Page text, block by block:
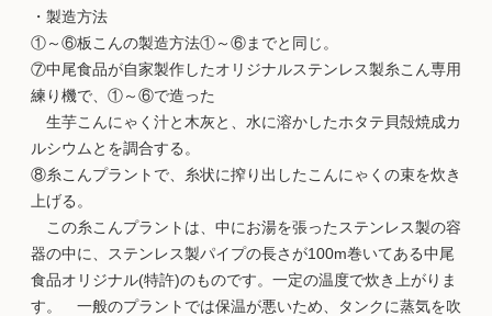
・製造方法
①～⑥板こんの製造方法①～⑥までと同じ。
⑦中尾食品が自家製作したオリジナルステンレス製糸こん専用
練り機で、①～⑥で造った
生芋こんにゃく汁と木灰と、水に溶かしたホタテ貝殻焼成カ
ルシウムとを調合する。
⑧糸こんプラントで、糸状に搾り出したこんにゃくの束を炊き
上げる。
この糸こんプラントは、中にお湯を張ったステンレス製の容
器の中に、ステンレス製パイプの長さが100m巻いてある中尾
食品オリジナル(特許)のものです。一定の温度で炊き上がりま
す。 一般のプラントでは保温が悪いため、タンクに蒸気を吹